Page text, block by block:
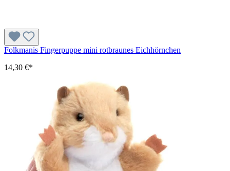
Folkmanis Fingerpuppe mini rotbraunes Eichhörnchen
14,30 €*